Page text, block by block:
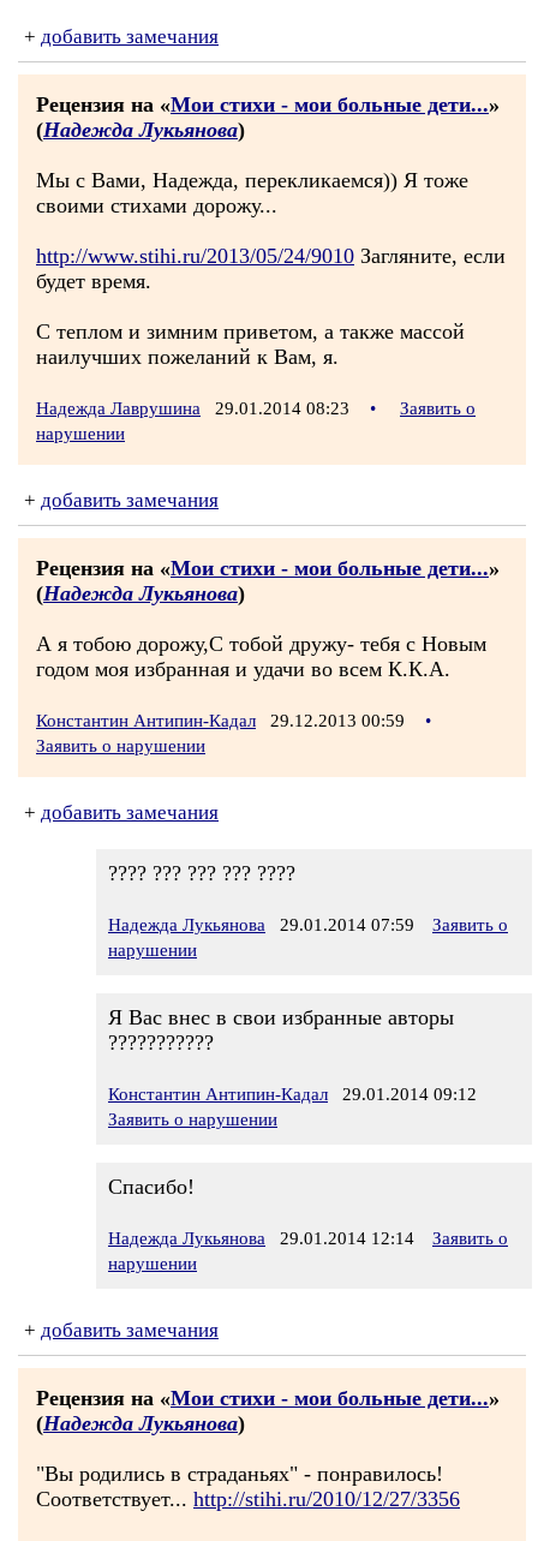
+ добавить замечания
Рецензия на «Мои стихи - мои больные дети...»
(Надежда Лукьянова)
Мы с Вами, Надежда, перекликаемся)) Я тоже
своими стихами дорожу...
http://www.stihi.ru/2013/05/24/9010 Загляните, если
будет время.
С теплом и зимним приветом, а также массой
наилучших пожеланий к Вам, я.
Надежда Лаврушина 29.01.2014 08:23 •
Заявить о
нарушении
+ добавить замечания
Рецензия на «Мои стихи - мои больные дети...»
(Надежда Лукьянова)
А я тобою дорожу,С тобой дружу- тебя с Новым
годом моя избранная и удачи во всем К.К.А.
Константин Антипин-Кадал 29.12.2013 00:59
•
Заявить о нарушении
+ добавить замечания
???? ??? ??? ??? ????
Надежда Лукьянова 29.01.2014 07:59
Заявить о
нарушении
Я Вас внес в свои избранные авторы
???????????
Константин Антипин-Кадал 29.01.2014 09:12
Заявить о нарушении
Спасибо!
Надежда Лукьянова 29.01.2014 12:14
Заявить о
нарушении
+ добавить замечания
Рецензия на «Мои стихи - мои больные дети...»
(Надежда Лукьянова)
"Вы родились в страданьях" - понравилось!
Соответствует... http://stihi.ru/2010/12/27/3356